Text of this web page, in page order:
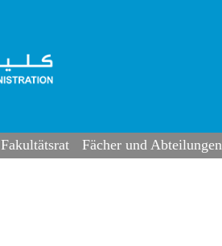
Fakultätsrat Fächer und Abteilungen